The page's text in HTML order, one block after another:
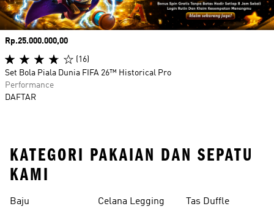
Harga
Rp.25.000.000,00
(16)
Set Bola Piala Dunia FIFA 26™ Historical Pro
Performance
DAFTAR
KATEGORI PAKAIAN DAN SEPATU
KAMI
Baju Celana Legging Tas Duffle